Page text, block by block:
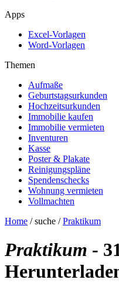
Apps
Excel-Vorlagen
Word-Vorlagen
Themen
Aufmaße
Geburtstagsurkunden
Hochzeitsurkunden
Immobilie kaufen
Immobilie vermieten
Inventuren
Kasse
Poster & Plakate
Reinigungspläne
Spendenschecks
Wohnung vermieten
Vollmachten
Home / suche /Praktikum
Praktikum -